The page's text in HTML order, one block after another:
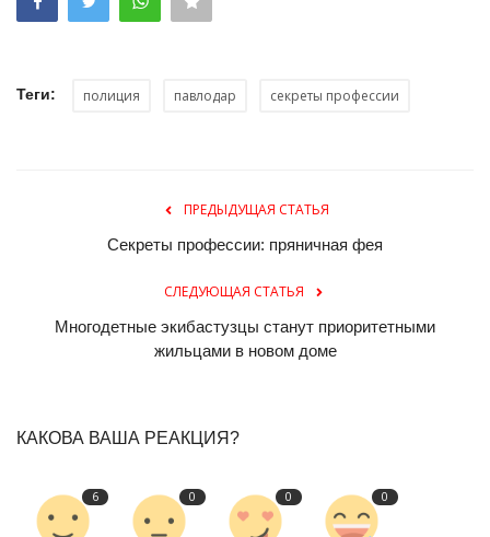
Теги: полиция павлодар секреты профессии
ПРЕДЫДУЩАЯ СТАТЬЯ
Секреты профессии: пряничная фея
СЛЕДУЮЩАЯ СТАТЬЯ
Многодетные экибастузцы станут приоритетными
жильцами в новом доме
КАКОВА ВАША РЕАКЦИЯ?
6 0 0 0